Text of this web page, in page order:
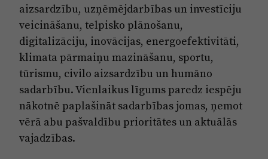
aizsardzību, uzņēmējdarbības un investīciju
veicināšanu, telpisko plānošanu,
digitalizāciju, inovācijas, energoefektivitāti,
klimata pārmaiņu mazināšanu, sportu,
tūrismu, civilo aizsardzību un humāno
sadarbību. Vienlaikus līgums paredz iespēju
nākotnē paplašināt sadarbības jomas, ņemot
vērā abu pašvaldību prioritātes un aktuālās
vajadzības.